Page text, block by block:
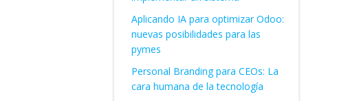
Aplicando IA para optimizar Odoo:
nuevas posibilidades para las
pymes
Personal Branding para CEOs: La
cara humana de la tecnología